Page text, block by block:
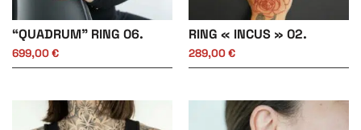
“QUADRUM” RING 06.
699,00€
RING « INCUS » 02.
289,00€